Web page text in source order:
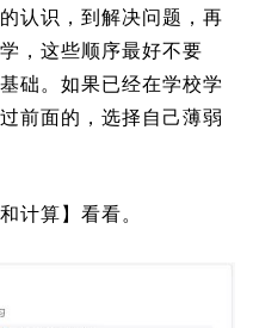
认识，到解决问题，再
，这些顺序最好不要
础。如果已经在学校学
前面的，选择自己薄弱
计算】看看。